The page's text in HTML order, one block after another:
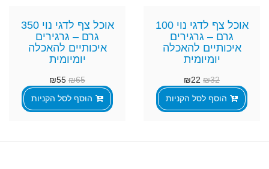
אוכל צף לדגי נוי 100
גרם – גרגירים
איכותיים להאכלה
יומיומית
₪32
₪22
הוסף לסל הקניות
אוכל צף לדגי נוי 350
גרם – גרגירים
איכותיים להאכלה
יומיומית
₪65
₪55
הוסף לסל הקניות